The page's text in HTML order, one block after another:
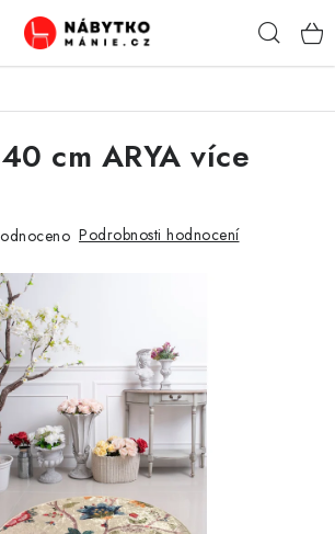
cm ARYA více
Podrobnosti hodnocení